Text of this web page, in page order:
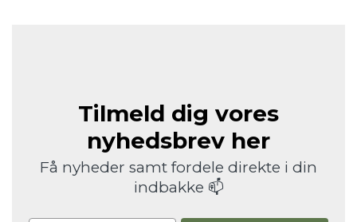
Tilmeld dig vores
nyhedsbrev her
Få nyheder samt fordele direkte i din
indbakke 📫